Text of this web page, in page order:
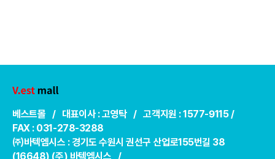
베스트몰 / 대표이사 : 고영탁 / 고객지원 : 1577-9115 /
FAX : 031-278-3288
㈜바텍엠시스 : 경기도 수원시 권선구 산업로155번길 38
(16648) (주) 바텍엠시스 /